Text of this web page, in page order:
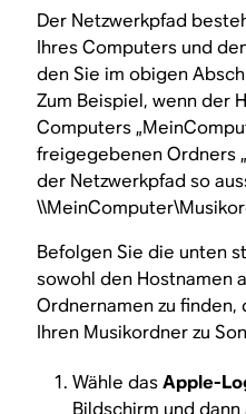
Der Netzwerkpfad
Ihres Computers und
den Sie im obigen
Zum Beispiel, wenn der
Computers
freigegebenen Ordners
der Netzwerkpfad so
Befolgen Sie die unten
sowohl den Hostnamen
Ordnernamen zu finden,
Ihren Musikordner zu
Wähle dasApple-
Bildschirm und dann